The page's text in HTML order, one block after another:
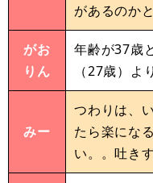
があるのか
がお
りん
年齢が37歳
（27歳）よ
みー
つわりは、
たら楽にな
い。。吐き